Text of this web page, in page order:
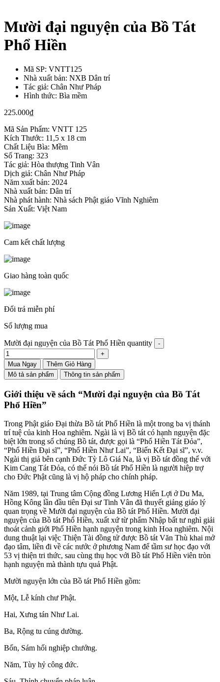
Mười đại nguyện của Bồ Tát
Phổ Hiền
Mã SP: VNTT125
Nhà xuất bản: NXB Dân trí
Tác giả: Chân Như Pháp
Hình thức: Bìa mềm
225.000₫
Mã Sản Phẩm: VNTT 125
Kích Thước: 11,5 x 18 cm
Chất Liệu Bìa: Mềm
Số Trang: 323
Tác giả: Hòa thượng Tinh Vân
Dịch giả: Chân Như Pháp
Năm xuất bản: 2024
Nhà xuất bản: Dân trí
Nhà phát hành: Nhà sách Phật giáo Vĩnh Nghiêm
Sản Xuất: Việt Nam
Cam kết chất lượng
Giao hàng toàn quốc
Đổi trả miễn phí
Số lượng mua
Mười đại nguyện của Bồ Tát Phổ Hiền quantity
Mua Ngay
Thêm Giỏ Hàng
Mô tả sản phẩm
Thông tin sản phẩm
Giới thiệu về sách “Mười đại nguyện của Bồ Tát
Phổ Hiền”
Trong Phật giáo Đại thừa Bồ tát Phổ Hiền là một trong ba vị thánh
trí tuệ của kinh Hoa nghiêm. Ngài là vị Bồ tát có hạnh nguyện đặc
biệt lớn trong số chúng Bồ tát, được gọi là “Phổ Hiền Tát Đỏa”,
“Phổ Hiền Đại sĩ”, “Phổ Hiền Như Lai”, “Biến Kết Đại sĩ”, v.v.
Ngài thị giả bên cạnh Đức Tỳ Lô Giá Na, là vị Bồ tát đồng thể với
Kim Cang Tát Đỏa, có thể nói Bồ tát Phổ Hiền là người hiệp trợ
cho Đức Phật cũng là vị hộ pháp cho chính pháp.
Năm 1989, tại Trung tâm Cộng đồng Lương Hiển Lợi ở Du Ma,
Hồng Kông lần đầu tiên Đại sư Tinh Vân đã thuyết giảng giáo lý
quan trọng về Mười đại nguyện của Bồ tát Phổ Hiền. Mười đại
nguyện của Bồ tát Phổ Hiền, xuất xứ từ phẩm Nhập bất tư nghì giải
thoát cảnh giới Phổ Hiền hạnh nguyện trong kinh Hoa nghiêm. Nội
dung thuật lại việc Thiện Tài đồng tử được Bồ tát Văn Thù khai mở
đạo tâm, liền đi về các nước ở phương Nam để tầm sư học đạo với
53 vị thiện tri thức, sau cùng thụ học với Bồ tát Phổ Hiền viên tròn
hạnh nguyện mà thành tựu quả Phật.
Mười nguyện lớn của Bồ tát Phổ Hiền gồm:
Một, Lễ kính chư Phật.
Hai, Xưng tán Như Lai.
Ba, Rộng tu cúng dường.
Bốn, Sám hối nghiệp chướng.
Năm, Tùy hỷ công đức.